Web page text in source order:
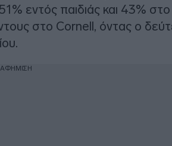
εντός παιδιάς και 43% στο
στο Cornell, όντας ο